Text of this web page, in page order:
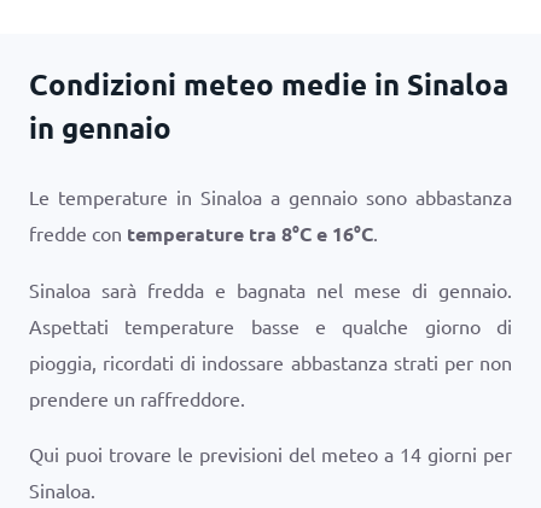
Condizioni meteo medie in Sinaloa
in gennaio
Le temperature in Sinaloa a gennaio sono abbastanza
fredde con temperature tra 8°Ce 16°C.
Sinaloa sarà fredda e bagnata nel mese di gennaio.
Aspettati temperature basse e qualche giorno di
pioggia, ricordati di indossare abbastanza strati per non
prendere un raffreddore.
Qui puoi trovare le previsioni del meteo a 14 giorni per
Sinaloa.